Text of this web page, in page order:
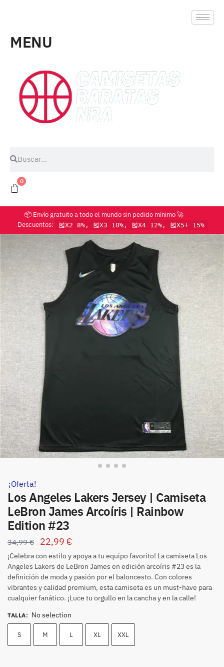
MENU
0
📦 Envío gratuito a todo el mundo sin pedido mínimo 🚀
Descuentos:
🎽X2 8%, 🎽X3 10%, 🎽X4 12%, 🎽X5+ 15%
¡Oferta!
Los Angeles Lakers Jersey | Camiseta
LeBron James Arcoíris | Rainbow
Edition #23
34,99€ 22,99 €
¡Celebra con estilo y apoya a tu equipo favorito! La camiseta Los
Angeles Lakers de LeBron James en edición arcoíris #23 es la
definición de moda y pasión por el baloncesto. Con colores
vibrantes y calidad premium, esta camiseta es un must-have para
cualquier fanático. ¡Luce tu orgullo en la cancha y en la calle!
TALLA: No selection
S M L XL XXL